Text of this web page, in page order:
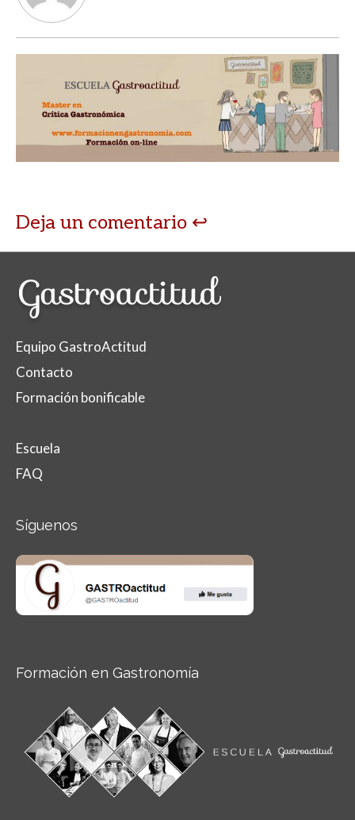
Deja un comentario
Equipo GastroActitud
Contacto
Formación bonificable
Escuela
FAQ
Síguenos
Formación en Gastronomía